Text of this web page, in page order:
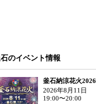
のイベント情報
釜石納涼花火2026
2026年8月11日
19:00〜20:00